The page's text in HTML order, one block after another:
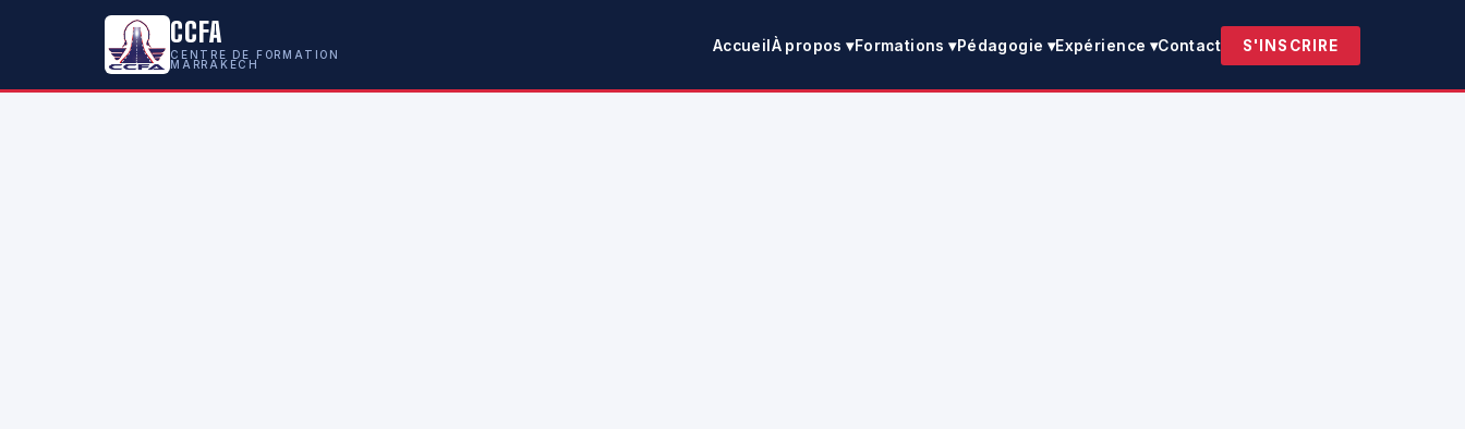
CCFA
CENTRE DE FORMATION
MARRAKECH
AccueilÀ propos ▾Formations ▾Pédagogie ▾Expérience ▾Contact S'INSCRIRE